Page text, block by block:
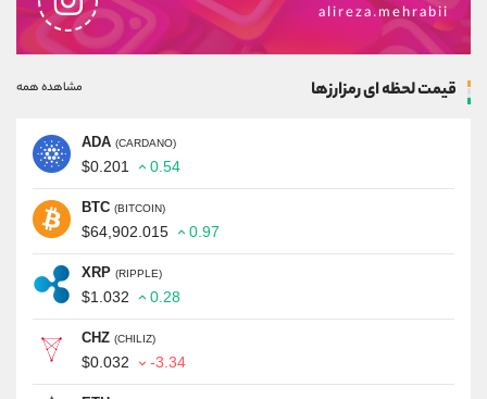
alireza.mehrabii
قیمت لحظه ای رمزارزها مشاهده همه
ADA (CARDANO)
$0.201 0.54
BTC (BITCOIN)
$64,902.015 0.97
XRP (RIPPLE)
$1.032 0.28
CHZ (CHILIZ)
$0.032 -3.34